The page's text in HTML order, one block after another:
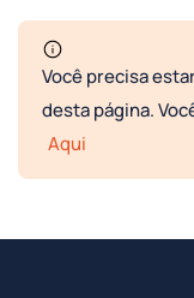
Você precisa
desta página.
Aqui